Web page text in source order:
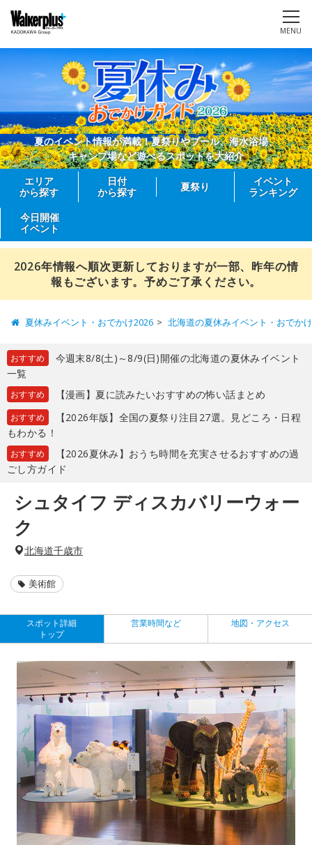
MENU
夏のイベント情報が満載！夏祭りやプール、海水浴場、
キャンプ場など遊べるスポットを大紹介
エリア
から探す
日付
から探す
夏祭り
イベント
ランキング
今日開催
イベント
2026年情報へ順次更新しておりますが一部、昨年の情
報もございます。予めご了承ください。
夏休みイベント・おでかけ2026 北海道の夏休みイベント・おでか
おすすめ
今週末8/8(土)～8/9(日)開催の北海道の夏休みイベント
一覧
おすすめ 【漫画】夏に読みたいおすすめの怖い話まとめ
おすすめ
【2026年版】全国の夏祭り注目27選。見どころ・日程
もわかる！
おすすめ
【2026夏休み】おうち時間を充実させるおすすめの過
ごし方ガイド
シュタイフ ディスカバリーウォー
ク
北海道千歳市
美術館
スポット詳細
トップ
営業時間など 地図・アクセス